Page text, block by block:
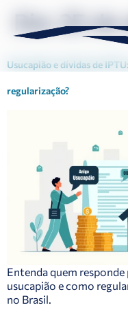
Dia:25 de
Usucapião e dívidas de
regularização?
Entenda quem responde
usucapião e como
no Brasil.